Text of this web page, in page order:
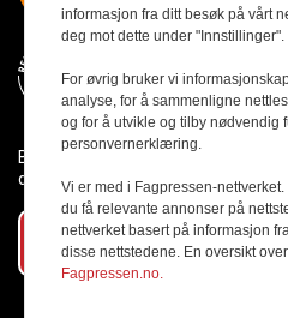
Byggmesteren følger Vær
den er nedfelt i Redaktørplakaten.
Abonner på vårt
informasjon fra ditt besøk på vårt
deg mot dette under "Innstillinger".
For øvrig bruker vi
analyse, for å sammenligne
og for å utvikle og tilby nødvendig
personvernerklæring.
Vi er med i Fagpressen-nettverket.
du få relevante annonser på
nettverket basert på informasjon
disse nettstedene. En oversikt
Fagpressen.no.